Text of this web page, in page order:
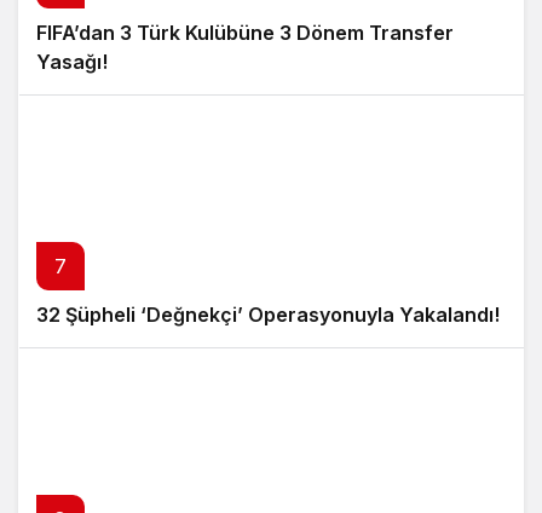
FIFA’dan 3 Türk Kulübüne 3 Dönem Transfer
Yasağı!
7
32 Şüpheli ‘Değnekçi’ Operasyonuyla Yakalandı!